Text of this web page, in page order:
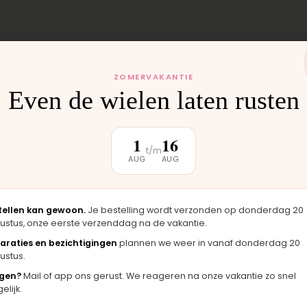
monteren wij het
weer buiten.
zag er
"Langsgekomen in Moordrecht en het
ZOMERVAKANTIE
Even de wielen laten rusten
1
AUG
t/m16
AUG
kan gewoon. Je bestelling wordt verzonden op donderdag 20
onze eerste verzenddag na de vakantie.
en bezichtigingen plannen we weer in vanaf donderdag 20
Mail of app ons gerust. We reageren na onze vakantie zo snel